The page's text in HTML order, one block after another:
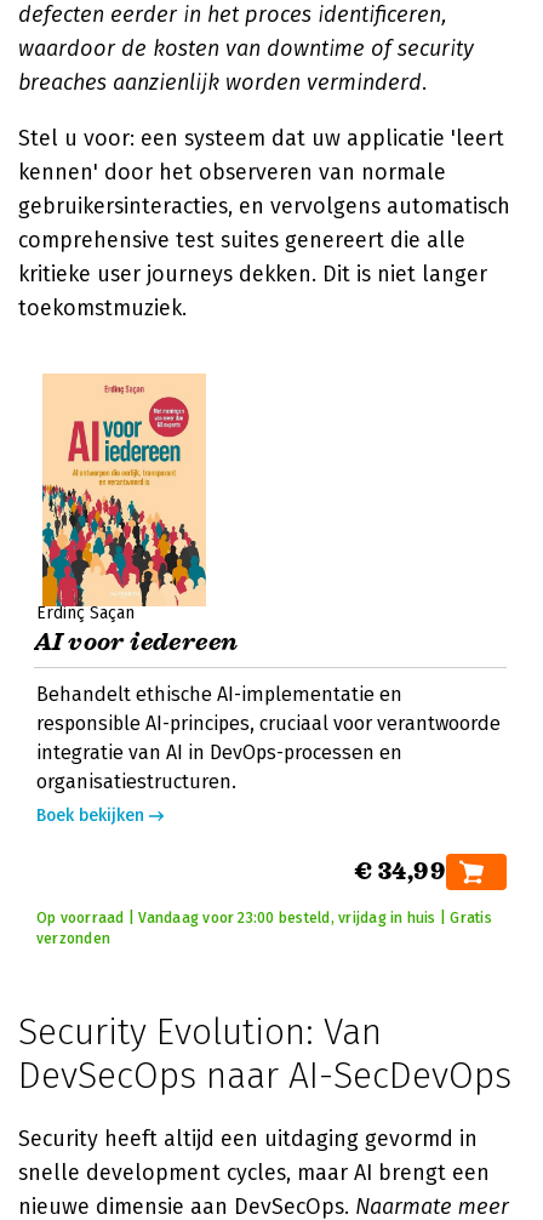
defecten eerder in het proces identificeren,
waardoor de kosten van downtime of security
breaches aanzienlijk worden verminderd.
Stel u voor: een systeem dat uw applicatie 'leert
kennen' door het observeren van normale
gebruikersinteracties, en vervolgens automatisch
comprehensive test suites genereert die alle
kritieke user journeys dekken. Dit is niet langer
toekomstmuziek.
Erdinç Saçan
AI voor iedereen
Behandelt ethische AI-implementatie en
responsible AI-principes, cruciaal voor verantwoorde
integratie van AI in DevOps-processen en
organisatiestructuren.
Boek bekijken
€ 34,99
Op voorraad | Vandaag voor 23:00 besteld, vrijdag in huis | Gratis
verzonden
Security Evolution: Van
DevSecOps naar AI-SecDevOps
Security heeft altijd een uitdaging gevormd in
snelle development cycles, maar AI brengt een
nieuwe dimensie aan DevSecOps. Naarmate meer